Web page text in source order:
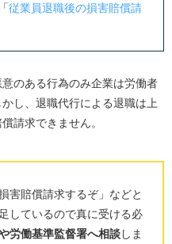
従業員退職後の損害賠償請
のある行為のみ企業は労働者
し、退職代行による退職は上
請求できません。
害賠償請求するぞ」などと
しているので真に受ける必
労働基準監督署へ相談しま